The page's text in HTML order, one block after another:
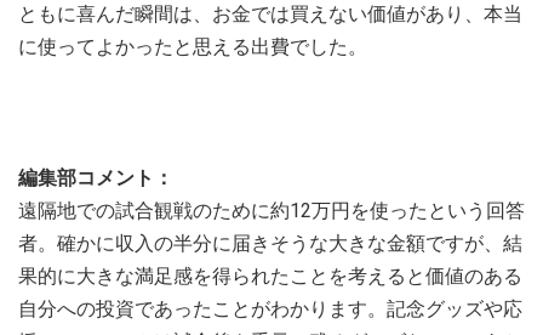
ともに喜んだ瞬間は、お金では買えない価値があり、本当
に使ってよかったと思える出費でした。
編集部コメント：
遠隔地での試合観戦のために約12万円を使ったという回答
者。確かに収入の半分に届きそうな大きな金額ですが、結
果的に大きな満足感を得られたことを考えると価値のある
自分への投資であったことがわかります。記念グッズや応